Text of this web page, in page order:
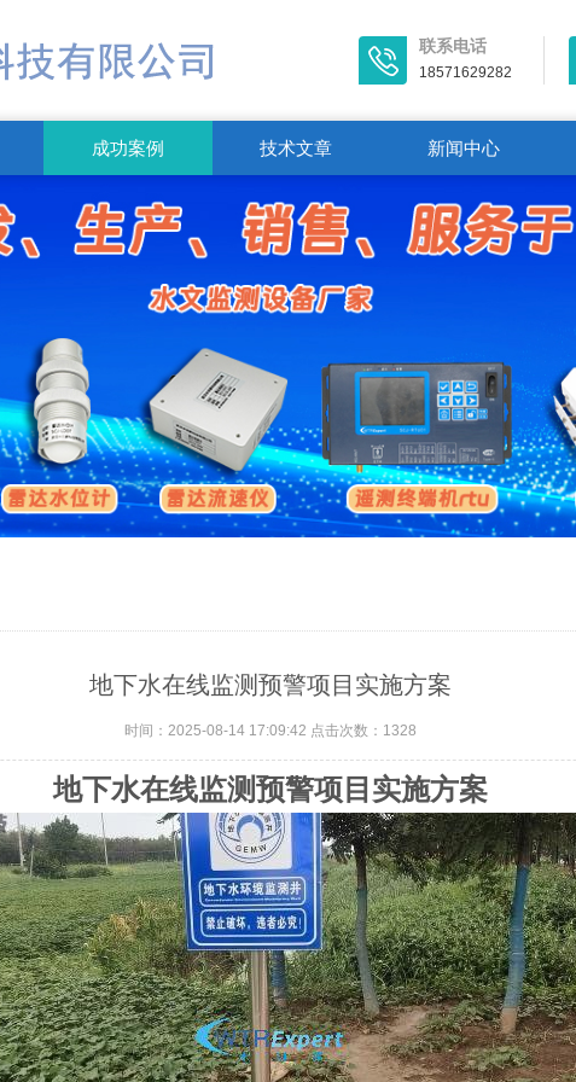
联系电话
18571629282
成功案例 技术文章 新闻中心
地下水在线监测预警项目实施方案
时间：2025-08-14 17:09:42 点击次数： 1328
地下水在线监测预警项目实施方案